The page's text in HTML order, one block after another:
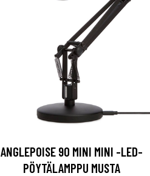
ANGLEPOISE 90 MINI MINI -LED-
PÖYTÄLAMPPU MUSTA